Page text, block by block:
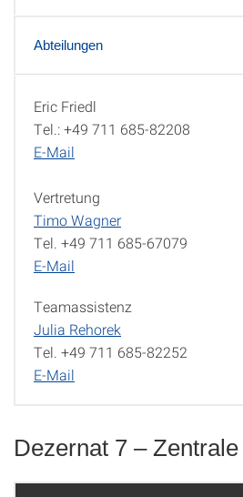
Abteilungen
Leitung
Eric Friedl
Tel.: +49 711 685-82208
E-Mail
Vertretung
Timo Wagner
Tel. +49 711 685-67079
E-Mail
Teamassistenz
Julia Rehorek
Tel. +49 711 685-82252
E-Mail
Dezernat 7 –